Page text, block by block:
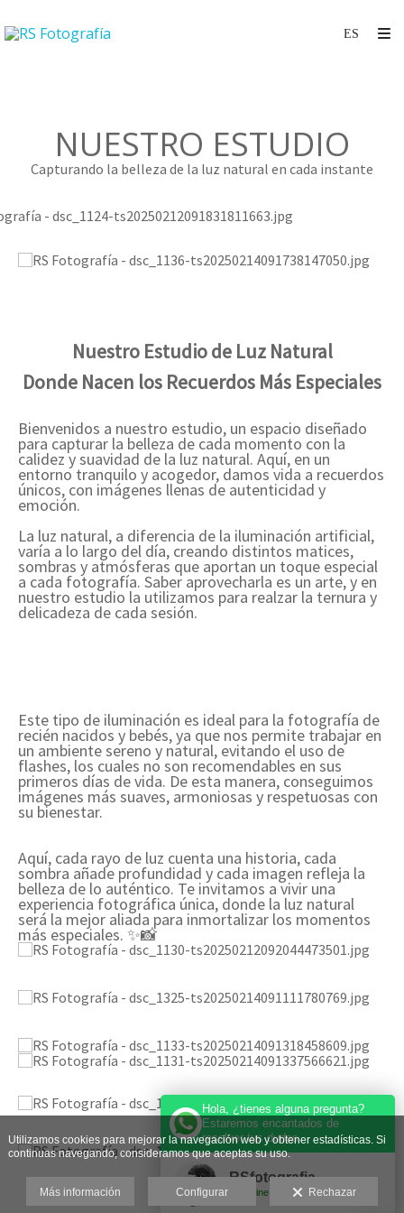
NUESTRO ESTUDIO
Capturando la belleza de la luz natural en cada instante
Nuestro Estudio de Luz Natural
Donde Nacen los Recuerdos Más Especiales
Bienvenidos a nuestro estudio, un espacio diseñado
para capturar la belleza de cada momento con la
calidez y suavidad de la luz natural. Aquí, en un
entorno tranquilo y acogedor, damos vida a recuerdos
únicos, con imágenes llenas de autenticidad y
emoción.
La luz natural, a diferencia de la iluminación artificial,
varía a lo largo del día, creando distintos matices,
sombras y atmósferas que aportan un toque especial
a cada fotografía. Saber aprovecharla es un arte, y en
nuestro estudio la utilizamos para realzar la ternura y
delicadeza de cada sesión.
Este tipo de iluminación es ideal para la fotografía de
recién nacidos y bebés, ya que nos permite trabajar en
un ambiente sereno y natural, evitando el uso de
flashes, los cuales no son recomendables en sus
primeros días de vida. De esta manera, conseguimos
imágenes más suaves, armoniosas y respetuosas con
su bienestar.
Aquí, cada rayo de luz cuenta una historia, cada
sombra añade profundidad y cada imagen refleja la
belleza de lo auténtico. Te invitamos a vivir una
experiencia fotográfica única, donde la luz natural
será la mejor aliada para inmortalizar los momentos
más especiales. ✨📸
Utilizamos cookies para mejorar la navegación web y obtener estadísticas. Si
continuas navegando, consideramos que aceptas su uso.
Más información Configurar Rechazar
Hola, ¿tienes alguna pregunta?
Estaremos encantados de
resolver tus dudas.
RSfotografia
Online